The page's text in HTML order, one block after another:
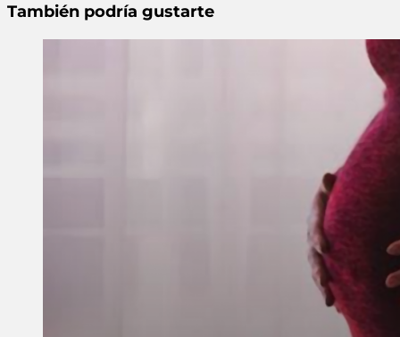
También podría gustarte